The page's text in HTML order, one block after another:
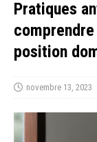
Pratiques
position
novembre 13, 2023